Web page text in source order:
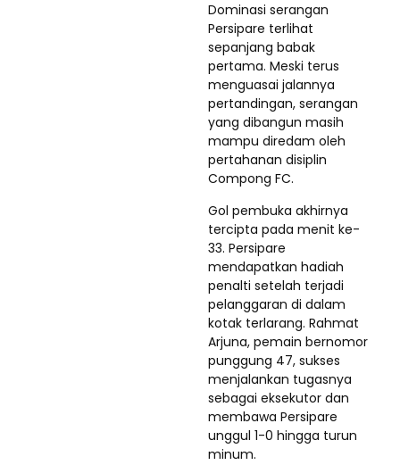
Dominasi serangan
Persipare terlihat
sepanjang babak
pertama. Meski terus
menguasai jalannya
pertandingan, serangan
yang dibangun masih
mampu diredam oleh
pertahanan disiplin
Compong FC.
Gol pembuka akhirnya
tercipta pada menit ke-
33. Persipare
mendapatkan hadiah
penalti setelah terjadi
pelanggaran di dalam
kotak terlarang. Rahmat
Arjuna, pemain bernomor
punggung 47, sukses
menjalankan tugasnya
sebagai eksekutor dan
membawa Persipare
unggul 1-0 hingga turun
minum.